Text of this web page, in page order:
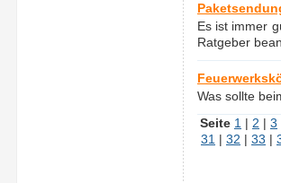
Es ist immer
Ratgeber
Was sollte
Seite 1 | 2 | 3
31 | 32 | 33 |